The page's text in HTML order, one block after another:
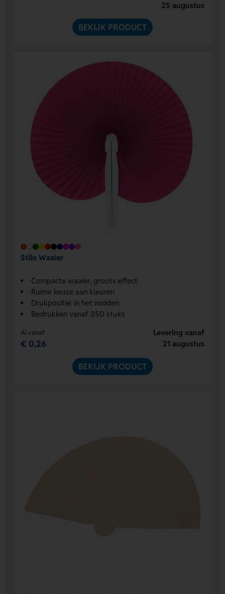
25 augustus
BEKIJK PRODUCT
Stilo Waaier
Compacte waaier, groots effect
Ruime keuze aan kleuren
Drukpositie: in het midden
Bedrukken vanaf 250 stuks
Al vanaf
€ 0,26
Levering vanaf
21 augustus
BEKIJK PRODUCT